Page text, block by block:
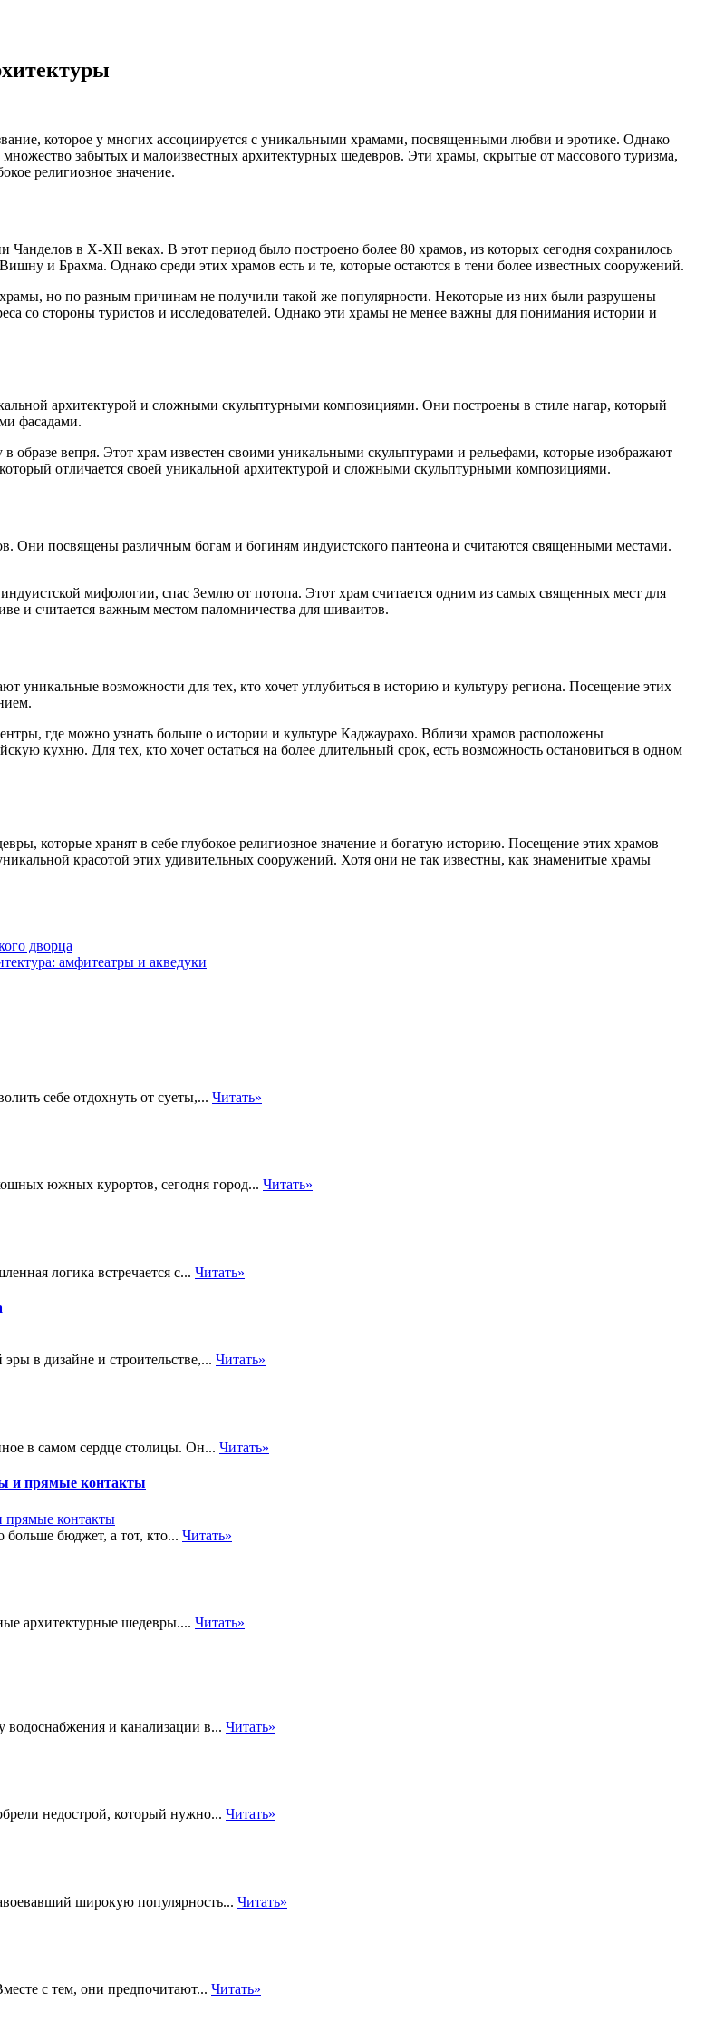
которое у многих ассоциируется с уникальными храмами, посвященными любви и эротике. Однако
забытых и малоизвестных архитектурных шедевров. Эти храмы, скрытые от массового туризма,
религиозное значение.
в X-XII веках. В этот период было построено более 80 храмов, из которых сегодня сохранилось
и Брахма. Однако среди этих храмов есть и те, которые остаются в тени более известных сооружений.
но по разным причинам не получили такой же популярности. Некоторые из них были разрушены
со стороны туристов и исследователей. Однако эти храмы не менее важны для понимания истории и
архитектурой и сложными скульптурными композициями. Они построены в стиле нагар, который
фасадами.
вепря. Этот храм известен своими уникальными скульптурами и рельефами, которые изображают
отличается своей уникальной архитектурой и сложными скульптурными композициями.
Они посвящены различным богам и богиням индуистского пантеона и считаются священными местами.
мифологии, спас Землю от потопа. Этот храм считается одним из самых священных мест для
и считается важным местом паломничества для шиваитов.
уникальные возможности для тех, кто хочет углубиться в историю и культуру региона. Посещение этих
где можно узнать больше о истории и культуре Каджаурахо. Вблизи храмов расположены
кухню. Для тех, кто хочет остаться на более длительный срок, есть возможность остановиться в одном
которые хранят в себе глубокое религиозное значение и богатую историю. Посещение этих храмов
красотой этих удивительных сооружений. Хотя они не так известны, как знаменитые храмы
дворца
амфитеатры и акведуки
себе отдохнуть от суеты,... Читать»
южных курортов, сегодня город... Читать»
логика встречается с... Читать»
в дизайне и строительстве,... Читать»
в самом сердце столицы. Он... Читать»
и прямые контакты
больше бюджет, а тот, кто... Читать»
архитектурные шедевры.... Читать»
и канализации в... Читать»
недострой, который нужно... Читать»
широкую популярность... Читать»
с тем, они предпочитают... Читать»